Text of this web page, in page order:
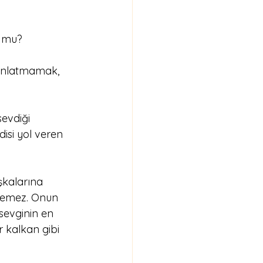
yol veren
Onun
en
kalkan gibi